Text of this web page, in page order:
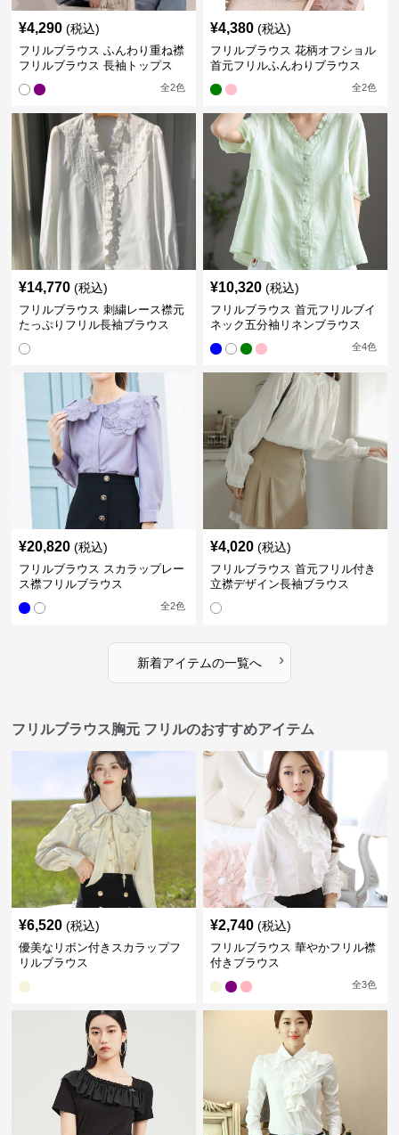
¥4,290 (税込)
フリルブラウス ふんわり重ね襟
フリルブラウス 長袖トップス
全2色
¥4,380 (税込)
フリルブラウス 花柄オフショル
首元フリルふんわりブラウス
全2色
¥14,770 (税込)
フリルブラウス 刺繍レース襟元
たっぷりフリル長袖ブラウス
¥10,320 (税込)
フリルブラウス 首元フリルブイ
ネック五分袖リネンブラウス
全4色
¥20,820 (税込)
フリルブラウス スカラップレー
ス襟フリルブラウス
全2色
¥4,020 (税込)
フリルブラウス 首元フリル付き
立襟デザイン長袖ブラウス
新着アイテムの一覧へ ›
フリルブラウス胸元 フリルのおすすめアイテム
¥6,520 (税込)
優美なリボン付きスカラップフ
リルブラウス
¥2,740 (税込)
フリルブラウス 華やかフリル襟
付きブラウス
全3色